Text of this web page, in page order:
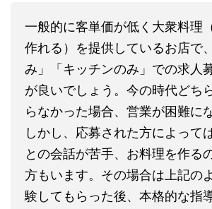
一般的に客単価が低く大衆料理
作れる）を提供しているお店で
み」「キッチンのみ」での求人
が良いでしょう。今の時代どち
らなかった場合、営業が困難に
しかし、応募された方によって
との会話が苦手、お料理を作る
方もいます。その場合は上記の
験してもらった後、本格的な指